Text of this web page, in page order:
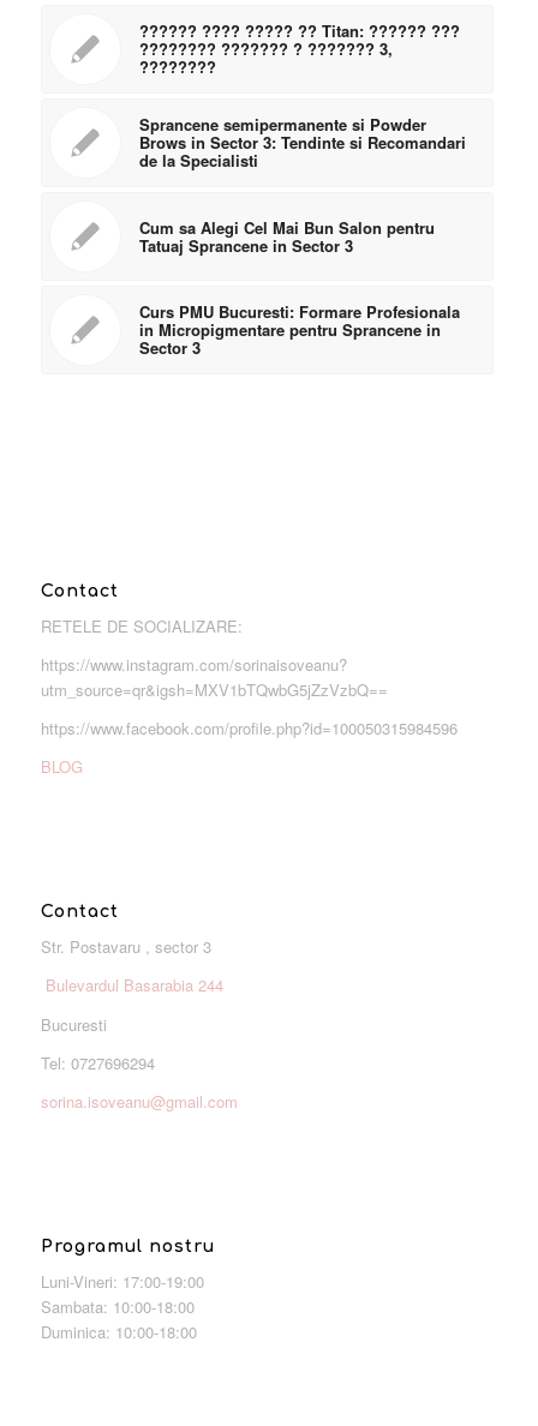
?????? ???? ????? ?? Titan: ?????? ???
???????? ??????? ? ??????? 3,
????????
Sprancene semipermanente si Powder
Brows in Sector 3: Tendinte si Recomandari
de la Specialisti
Cum sa Alegi Cel Mai Bun Salon pentru
Tatuaj Sprancene in Sector 3
Curs PMU Bucuresti: Formare Profesionala
in Micropigmentare pentru Sprancene in
Sector 3
Contact
RETELE DE SOCIALIZARE:
https://www.instagram.com/sorinaisoveanu?
utm_source=qr&igsh=MXV1bTQwbG5jZzVzbQ==
https://www.facebook.com/profile.php?id=100050315984596
BLOG
Contact
Str. Postavaru , sector 3
Bulevardul Basarabia 244
Bucuresti
Tel: 0727696294
sorina.isoveanu@gmail.com
Programul nostru
Luni-Vineri: 17:00-19:00
Sambata: 10:00-18:00
Duminica: 10:00-18:00